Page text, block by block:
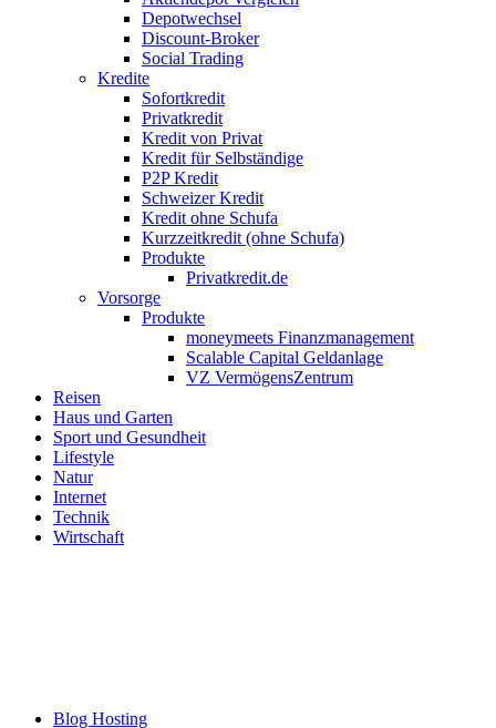
Depotwechsel
Discount-Broker
Social Trading
Kredite
Sofortkredit
Privatkredit
Kredit von Privat
Kredit für Selbständige
P2P Kredit
Schweizer Kredit
Kredit ohne Schufa
Kurzzeitkredit (ohne Schufa)
Produkte
Privatkredit.de
Vorsorge
Produkte
moneymeets Finanzmanagement
Scalable Capital Geldanlage
VZ VermögensZentrum
Reisen
Haus und Garten
Sport und Gesundheit
Lifestyle
Natur
Internet
Technik
Wirtschaft
Blog Hosting